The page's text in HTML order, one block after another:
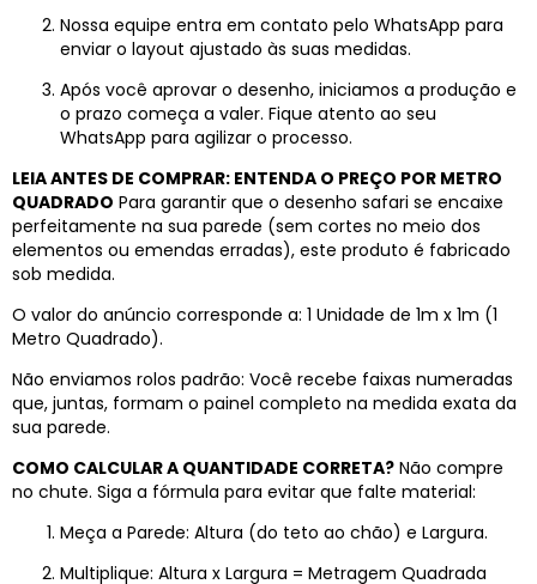
Nossa equipe entra em contato pelo WhatsApp para
enviar o layout ajustado às suas medidas.
Após você aprovar o desenho, iniciamos a produção e
o prazo começa a valer. Fique atento ao seu
WhatsApp para agilizar o processo.
LEIA ANTES DE COMPRAR: ENTENDA O PREÇO POR METRO
QUADRADO Para garantir que o desenho safari se encaixe
perfeitamente na sua parede (sem cortes no meio dos
elementos ou emendas erradas), este produto é fabricado
sob medida.
O valor do anúncio corresponde a: 1 Unidade de 1m x 1m (1
Metro Quadrado).
Não enviamos rolos padrão: Você recebe faixas numeradas
que, juntas, formam o painel completo na medida exata da
sua parede.
COMO CALCULAR A QUANTIDADE CORRETA? Não compre
no chute. Siga a fórmula para evitar que falte material:
Meça a Parede: Altura (do teto ao chão) e Largura.
Multiplique: Altura x Largura = Metragem Quadrada